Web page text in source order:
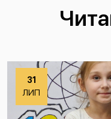
31
ЛИП